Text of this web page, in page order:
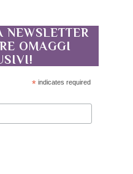
OMAGGI
*indicates required